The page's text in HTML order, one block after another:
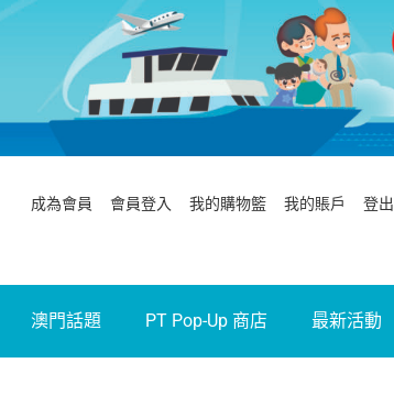
成為會員 會員登入 我的購物籃 我的賬戶 登出
澳門話題 PT Pop-Up 商店 最新活動